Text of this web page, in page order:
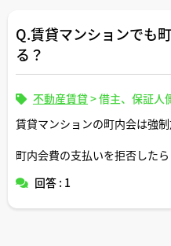
Q.賃貸マンションでも
る？
不動産賃貸 >借主、保証人
賃貸マンションの町内会は強
町内会費の支払いを拒否した
家主である賃貸人が代わりに払
回答 : 1